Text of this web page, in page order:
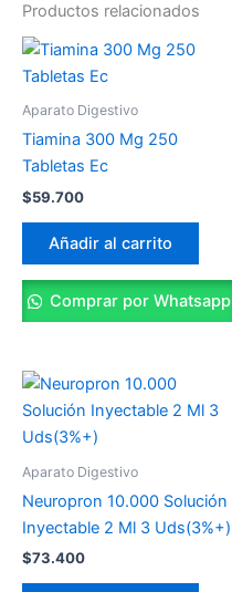
Productos relacionados
Aparato Digestivo
Tiamina 300 Mg 250
Tabletas Ec
$59.700
Añadir al carrito
Comprar por Whatsapp
Aparato Digestivo
Neuropron 10.000 Solución
Inyectable 2 Ml 3 Uds(3%+)
$73.400